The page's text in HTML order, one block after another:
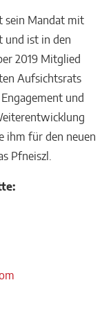
sein Mandat mit
und ist in den
2019 Mitglied
Aufsichtsrats
und
ihm für den neuen
Pfneiszl.